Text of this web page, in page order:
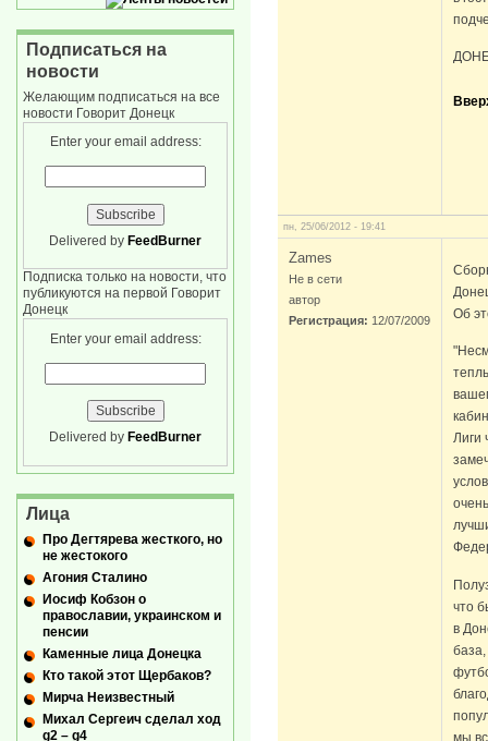
пн, 25/06/2012 - 19:41
Zames
Не в сети
автор
Регистрация: 12/07/2009
Об
Лиги
что
в
мы
Подписаться на
новости
Желающим подписаться на все
новости Говорит Донецк
Enter your email address:
Delivered by FeedBurner
Подписка только на новости, что
публикуются на первой Говорит
Донецк
Enter your email address:
Delivered by FeedBurner
Лица
Про Дегтярева жесткого, но
не жестокого
Агония Сталино
Иосиф Кобзон о
православии, украинском и
пенсии
Каменные лица Донецка
Кто такой этот Щербаков?
Мирча Неизвестный
Михал Сергеич сделал ход
g2 – g4